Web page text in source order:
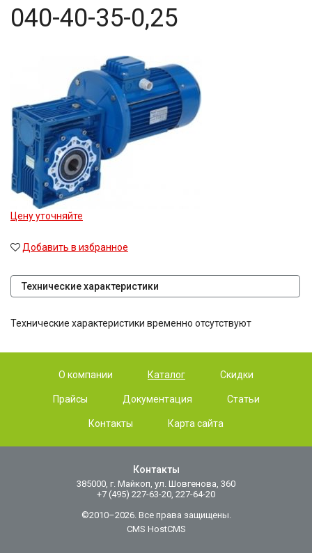
040-40-35-0,25
Цену уточняйте
Добавить в избранное
Технические характеристики
Технические характеристики временно отсутствуют
О компании Каталог Скидки
Прайсы Документация Статьи
Контакты Карта сайта
Контакты
385000, г. Майкоп, ул. Шовгенова, 360
+7 (495) 227-63-20, 227-64-20
©2010–2026. Все права защищены.
CMS HostCMS